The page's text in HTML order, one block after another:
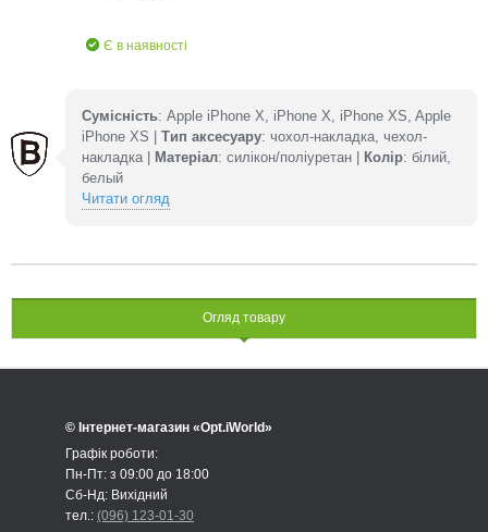
Є в наявності
Сумісність: Apple iPhone X, iPhone X, iPhone XS, Apple
iPhone XS | Тип аксесуару: чохол-накладка, чехол-
накладка |
Матеріал: силікон/поліуретан | Колір: білий,
белый
Читати огляд
Огляд товару
© Інтернет-магазин «Opt.iWorld»
Графік роботи:
Пн-Пт: з 09:00 до 18:00
Сб-Нд: Вихідний
тел.: (096) 123-01-30